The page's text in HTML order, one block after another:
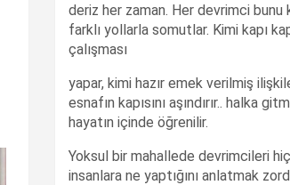
deriz her zaman. Her devrimci bunu
farklı yollarla somutlar. Kimi kapı
çalışması
yapar, kimi hazır emek verilmiş
esnafın kapısını aşındırır.. halka
hayatın içinde öğrenilir.
Yoksul bir mahallede devrimcileri
insanlara ne yaptığını anlatmak